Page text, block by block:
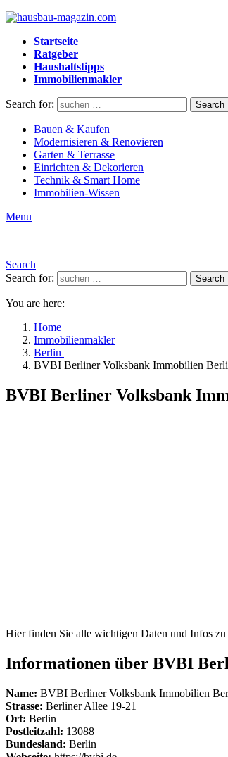
Startseite
Ratgeber
Haushaltstipps
Immobilienmakler
Search for: Search
Bauen & Kaufen
Modernisieren & Renovieren
Garten & Terrasse
Einrichten & Dekorieren
Technik & Smart Home
Immobilien-Wissen
Menu
Search
Search for:
Search
You are here:
Home
Immobilienmakler
Berlin
BVBI Berliner Volksbank Immobilien
BVBI Berliner Volksbank
Hier finden Sie alle wichtigen Daten und Infos zu
Informationen über BVBI
Name: BVBI Berliner Volksbank Immobilien
Strasse: Berliner Allee 19-21
Ort: Berlin
Postleitzahl: 13088
Bundesland: Berlin